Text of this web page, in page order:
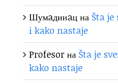
Шумaдинaцна Šta je
i kako nastaje
Profesorна Šta je
kako nastaje